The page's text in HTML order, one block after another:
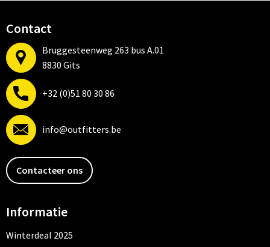
Contact
Bruggesteenweg 263 bus A.01
8830 Gits
+32 (0)51 80 30 86
info@outfitters.be
Contacteer ons
Informatie
Winterdeal 2025